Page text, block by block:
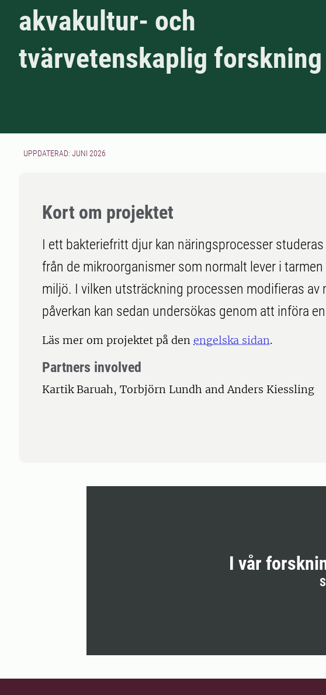
akvakultur- och
tvärvetenskaplig forskning
UPPDATERAD: JUNI 2026
Kort om projektet
I ett bakteriefritt djur kan näringsprocesser
från de mikroorganismer som normalt lever i tarmen
miljö. I vilken utsträckning processen modifieras av
påverkan kan sedan undersökas genom att införa
Läs mer om projektet på den engelska sidan.
Partners involved
Kartik Baruah, Torbjörn Lundh and Anders Kiessling
I vår